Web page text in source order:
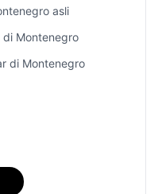
asli
Montenegro
di Montenegro